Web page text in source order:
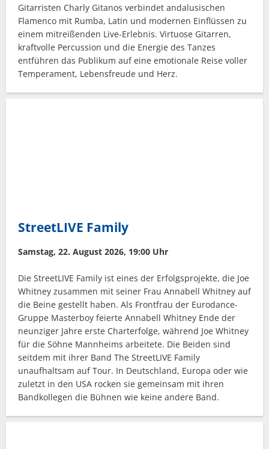
Gitarristen Charly Gitanos verbindet andalusischen
Flamenco mit Rumba, Latin und modernen Einflüssen zu
einem mitreißenden Live-Erlebnis. Virtuose Gitarren,
kraftvolle Percussion und die Energie des Tanzes
entführen das Publikum auf eine emotionale Reise voller
Temperament, Lebensfreude und Herz.
StreetLIVE Family
Samstag, 22. August 2026, 19:00 Uhr
Die StreetLIVE Family ist eines der Erfolgsprojekte, die Joe
Whitney zusammen mit seiner Frau Annabell Whitney auf
die Beine gestellt haben. Als Frontfrau der Eurodance-
Gruppe Masterboy feierte Annabell Whitney Ende der
neunziger Jahre erste Charterfolge, während Joe Whitney
für die Söhne Mannheims arbeitete. Die Beiden sind
seitdem mit ihrer Band The StreetLIVE Family
unaufhaltsam auf Tour. In Deutschland, Europa oder wie
zuletzt in den USA rocken sie gemeinsam mit ihren
Bandkollegen die Bühnen wie keine andere Band.